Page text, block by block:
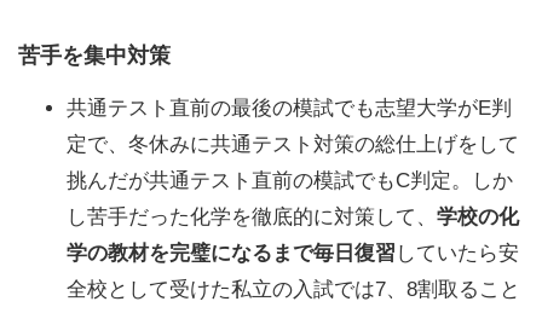
苦手を集中対策
共通テスト直前の最後の模試でも志望大学がE判
定で、冬休みに共通テスト対策の総仕上げをして
挑んだが共通テスト直前の模試でもC判定。しか
し苦手だった化学を徹底的に対策して、 学校の化
学の教材を完璧になるまで毎日復習 していたら安
全校として受けた私立の入試では7、8割取ること